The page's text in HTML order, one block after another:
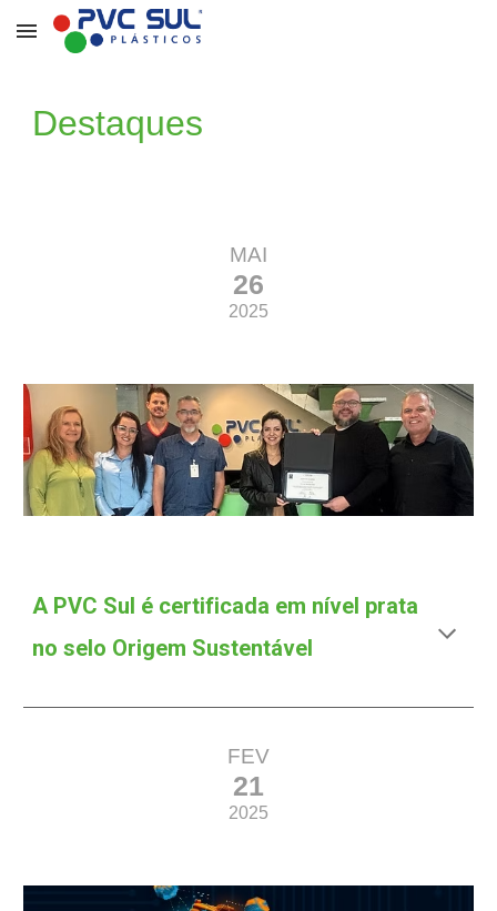
Skip to main content
Destaques
MAI
26
2025
A PVC Sul é certificada em nível prata
no selo Origem Sustentável
FEV
21
2025